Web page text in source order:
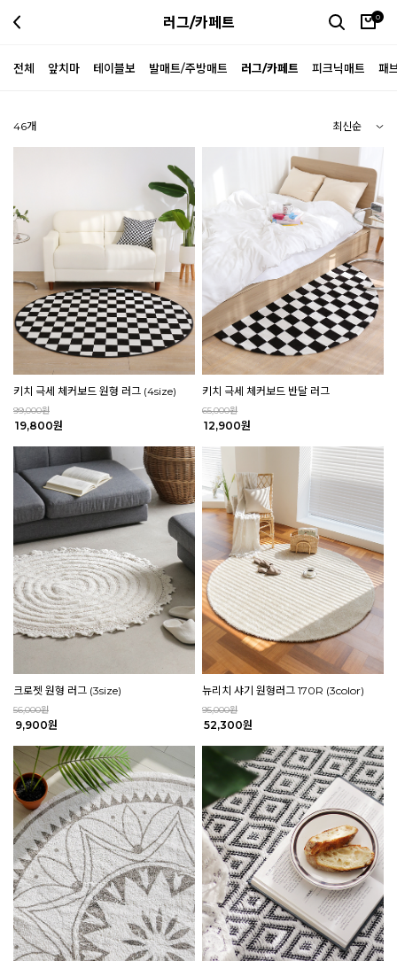
러그/카페트 0
전체 앞치마 테이블보 발매트/주방매트 러그/카페트 피크닉매트 패
46개
키치 극세 체커보드 원형 러그 (4size)
99,000원
19,800원
키치 극세 체커보드 반달 러그
65,000원
12,900원
크로젯 원형 러그 (3size)
56,000원
9,900원
뉴리치 샤기 원형러그 170R (3color)
95,000원
52,300원